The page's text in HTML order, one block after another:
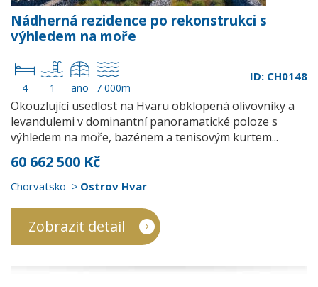
Nádherná rezidence po rekonstrukci s
výhledem na moře
4 1 ano 7 000m
ID: CH0148
Okouzlující usedlost na Hvaru obklopená olivovníky a
levandulemi v dominantní panoramatické poloze s
výhledem na moře, bazénem a tenisovým kurtem...
60 662 500 Kč
Chorvatsko Ostrov Hvar
Zobrazit detail